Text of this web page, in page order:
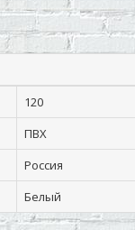
120
ПВХ
Россия
Белый